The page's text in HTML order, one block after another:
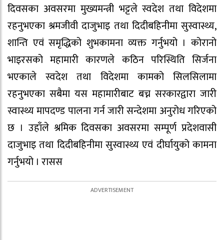
दिवसका अवसरमा मुख्यमन्त्री भट्टले स्वदेश तथा विदेशमा
रहनुभएका श्रमजीवी दाजुभाइ तथा दिदीबहिनीमा सुस्वास्थ्य,
शान्ति एवं समृद्धिको शुभकामना व्यक्त गर्नुभयो । कोरानो
भाइरसको महामारी कारणले कठिन परिस्थिति सिर्जना
भएकाले स्वदेश तथा विदेशमा कामको सिलसिलामा
रहनुभएका सबैमा यस महामारीबाट बच्न सरकारद्वारा जारी
स्वास्थ्य मापदण्ड पालना गर्न जारी सन्देशमा अनुरोध गरिएको
छ । उहाँले श्रमिक दिवसका अवसरमा सम्पूर्ण प्रदेशवासी
दाजुभाइ तथा दिदीबहिनीमा सुस्वास्थ्य एवं दीर्घायुको कामना
गर्नुभयो । रासस